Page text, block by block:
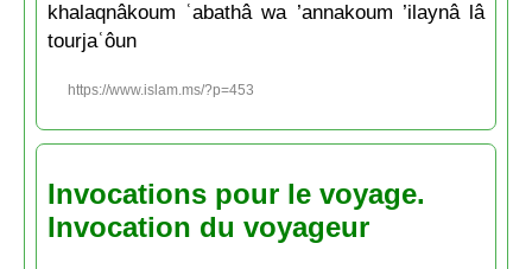
khalaqnâkoum ʿabathâ wa ’annakoum ’ilaynâ lâ
tourjaʿôun
https://www.islam.ms/?p=453
Invocations pour le voyage.
Invocation du voyageur